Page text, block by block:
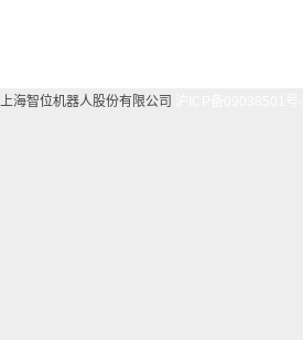
上海智位机器人股份有限公司